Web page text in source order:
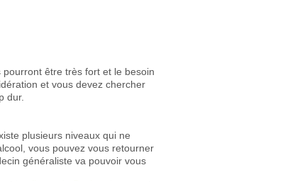
être très fort et le besoin
et vous devez chercher
dur.
plusieurs niveaux qui ne
vous pouvez vous retourner
généraliste va pouvoir vous